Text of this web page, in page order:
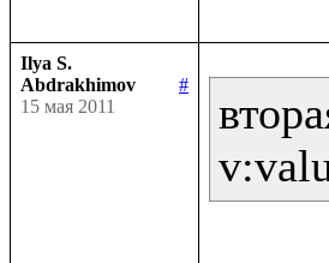
Ilya S.
Abdrakhimov
#
15 мая 2011